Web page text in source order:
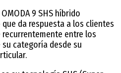
9 SHS híbrido
da respuesta a los clientes
entre los
categoría desde su